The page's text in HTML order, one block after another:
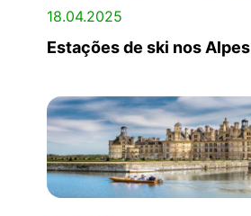
18.04.2025
Estações de ski nos Alpes